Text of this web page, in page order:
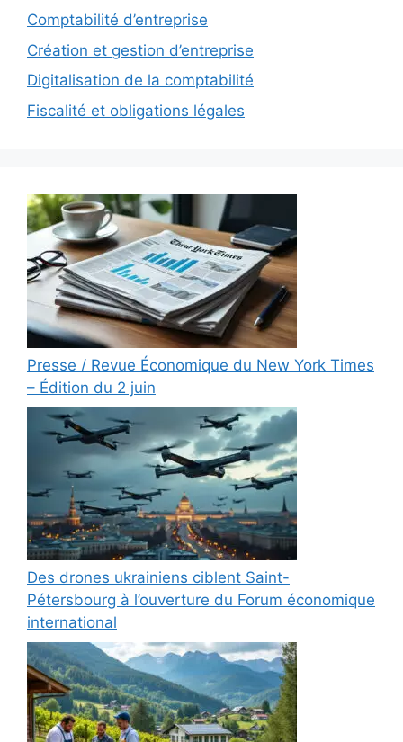
Comptabilité d’entreprise
Création et gestion d’entreprise
Digitalisation de la comptabilité
Fiscalité et obligations légales
Presse / Revue Économique du New York Times
– Édition du 2 juin
Des drones ukrainiens ciblent Saint-
Pétersbourg à l’ouverture du Forum économique
international